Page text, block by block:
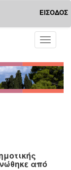
ΕΙΣΟΔΟΣ
Toggle
από